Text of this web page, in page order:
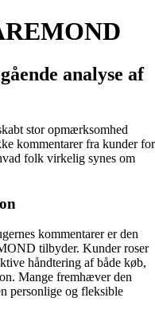
analyse af
stor opmærksomhed
kommentarer fra kunder for
folk virkelig synes om
kommentarer er den
tilbyder. Kunder roser
håndtering af både køb,
Mange fremhæver den
personlige og fleksible